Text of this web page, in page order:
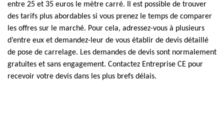
entre 25 et 35 euros le mètre carré. Il est possible de trouver
des tarifs plus abordables si vous prenez le temps de comparer
les offres sur le marché. Pour cela, adressez-vous à plusieurs
d’entre eux et demandez-leur de vous établir de devis détaillé
de pose de carrelage. Les demandes de devis sont normalement
gratuites et sans engagement. Contactez Entreprise CE pour
recevoir votre devis dans les plus brefs délais.